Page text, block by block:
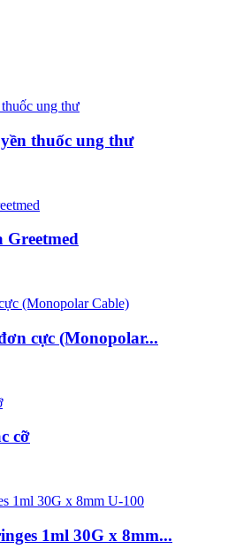
thuốc ung thư
Greetmed
cực (Monopolar...
cỡ
1ml 30G x 8mm...